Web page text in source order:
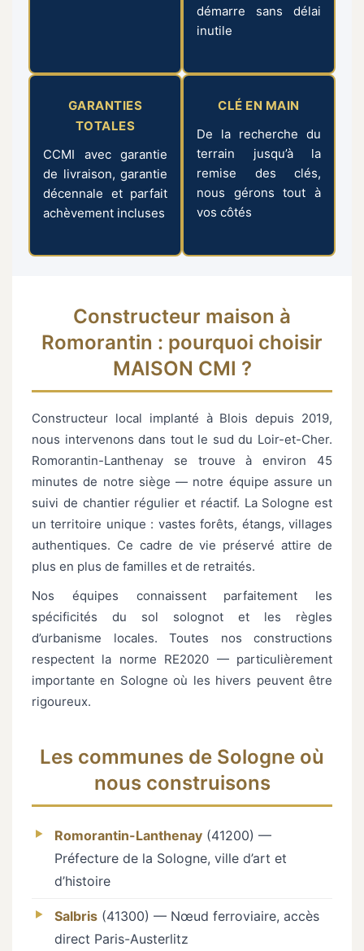
démarre sans délai
inutile
GARANTIES
TOTALES
CCMI avec garantie
de livraison, garantie
décennale et parfait
achèvement incluses
CLÉ EN MAIN
De la recherche du
terrain jusqu’à la
remise des clés,
nous gérons tout à
vos côtés
Constructeur maison à
Romorantin : pourquoi choisir
MAISON CMI ?
Constructeur local implanté à Blois depuis 2019,
nous intervenons dans tout le sud du Loir-et-Cher.
Romorantin-Lanthenay se trouve à environ 45
minutes de notre siège — notre équipe assure un
suivi de chantier régulier et réactif. La Sologne est
un territoire unique : vastes forêts, étangs, villages
authentiques. Ce cadre de vie préservé attire de
plus en plus de familles et de retraités.
Nos équipes connaissent parfaitement les
spécificités du sol solognot et les règles
d’urbanisme locales. Toutes nos constructions
respectent la norme RE2020 — particulièrement
importante en Sologne où les hivers peuvent être
rigoureux.
Les communes de Sologne où
nous construisons
Romorantin-Lanthenay (41200) —
Préfecture de la Sologne, ville d’art et
d’histoire
Salbris (41300) — Nœud ferroviaire, accès
direct Paris-Austerlitz